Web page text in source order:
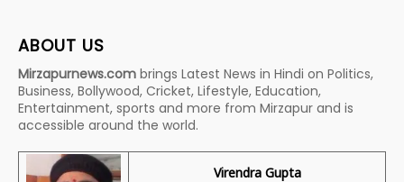
ABOUT US
Mirzapurnews.com brings Latest News in Hindi on Politics,
Business, Bollywood, Cricket, Lifestyle, Education,
Entertainment, sports and more from Mirzapur and is
accessible around the world.
Virendra Gupta